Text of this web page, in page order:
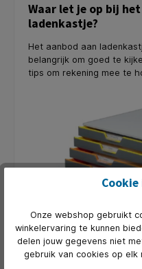
Waar let je op bij
ladenkastje?
Het aanbod aan
belangrijk om goed te
tips om rekening mee te
Onze webshop gebruikt
winkelervaring te kunnen
delen jouw gegevens niet
gebruik van cookies op elk